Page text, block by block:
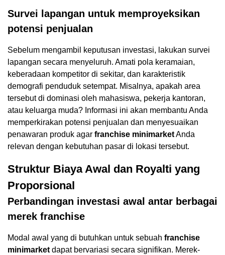
Survei lapangan untuk memproyeksikan
potensi penjualan
Sebelum mengambil keputusan investasi, lakukan survei
lapangan secara menyeluruh. Amati pola keramaian,
keberadaan kompetitor di sekitar, dan karakteristik
demografi penduduk setempat. Misalnya, apakah area
tersebut di dominasi oleh mahasiswa, pekerja kantoran,
atau keluarga muda? Informasi ini akan membantu Anda
memperkirakan potensi penjualan dan menyesuaikan
penawaran produk agar franchise minimarketAnda
relevan dengan kebutuhan pasar di lokasi tersebut.
Struktur Biaya Awal dan Royalti yang
Proporsional
Perbandingan investasi awal antar berbagai
merek franchise
Modal awal yang di butuhkan untuk sebuah franchise
minimarket dapat bervariasi secara signifikan. Merek-